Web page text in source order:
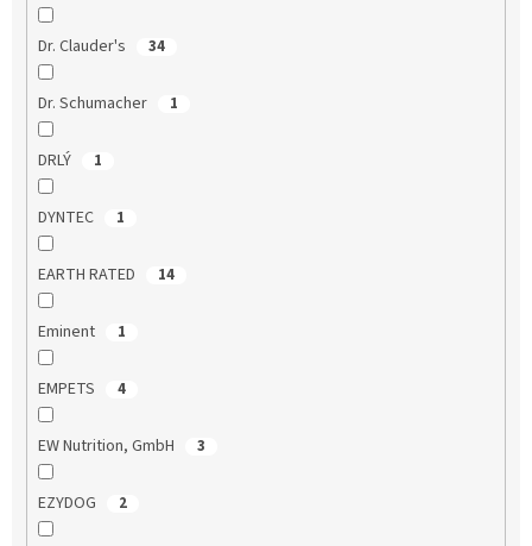
Dr. Clauder's 34
Dr. Schumacher 1
DRLÝ 1
DYNTEC 1
EARTH RATED 14
Eminent 1
EMPETS 4
EW Nutrition, GmbH 3
EZYDOG 2